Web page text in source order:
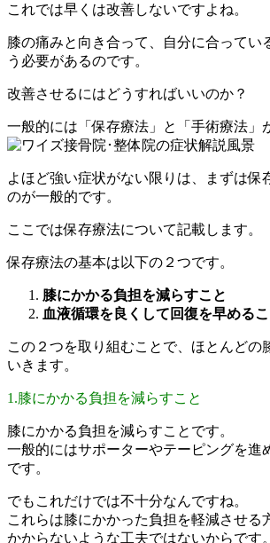
これでは早くは改善しないですよね。
膝の痛みと向き合って、自分に合ってい
う必要があるのです。
改善させるにはどうすればいいのか？
一般的には「保存療法」と「手術療法」
よほど強い症状がない限りは、まずは保
のが一般的です。
ここでは保存療法について記載します。
保存療法の基本は以下の２つです。
膝にかかる負担を減らすこと
血液循環を良くして回復を早める
この２つを取り組むことで、ほとんどの
いきます。
1.膝にかかる負担を減らすこと
膝にかかる負担を減らすことです。
一般的にはサポーターやテーピングを進
です。
でもこれだけでは不十分なんですね。
これらは膝にかかった負担を軽減させる
かからないような工夫ではないからです。